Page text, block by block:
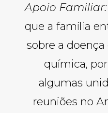
Apoio Familiar:
que a família
sobre a
química,
algumas
reuniões no